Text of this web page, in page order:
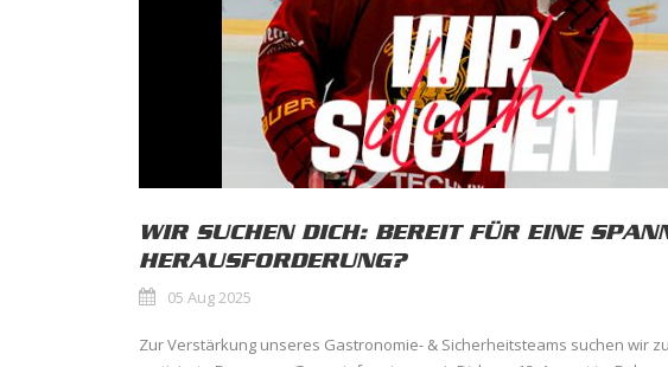
WIR SUCHEN DICH: BEREIT FÜR EINE
HERAUSFORDERUNG?
05 Aug 2025
Zur Verstärkung unseres Gastronomie- & Sicherheitsteams suchen wir